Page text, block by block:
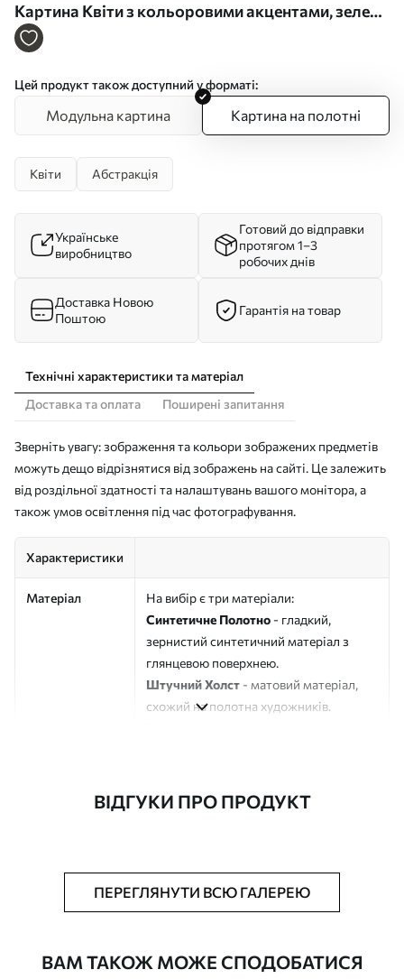
Картина Квіти з кольоровими акцентами, зелене
листя, м'які мазки, що імітують олійний
Цей продукт також доступний у форматі:
Модульна картина Картина на полотні
Квіти Абстракція
Українське
виробництво
Готовий до відправки
протягом 1–3
робочих днів
Доставка Новою
Поштою
Гарантія на товар
Технічні характеристики та матеріал
Доставка та оплата
Поширені запитання
Зверніть увагу: зображення та кольори зображених предметів
можуть дещо відрізнятися від зображень на сайті. Це залежить
від роздільної здатності та налаштувань вашого монітора, а
також умов освітлення під час фотографування.
Характеристики
Матеріал
На вибір є три матеріали:
Синтетичне Полотно - гладкий,
зернистий синтетичний матеріал з
глянцевою поверхнею.
Штучний Холст - матовий матеріал,
схожий на полотна художників.
Додатково Можна додати лакове покриття.
ВІДГУКИ ПРО ПРОДУКТ
ПЕРЕГЛЯНУТИ ВСЮ ГАЛЕРЕЮ
ВАМ ТАКОЖ МОЖЕ СПОДОБАТИСЯ